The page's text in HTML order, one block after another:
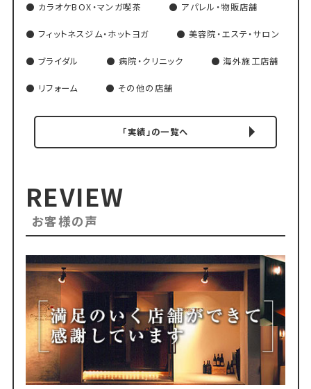
カラオケBOX・マンガ喫茶 アパレル・物販店舗
フィットネスジム・ホットヨガ 美容院・エステ・サロン
ブライダル 病院・クリニック 海外施工店舗
リフォーム その他の店舗
「実績」の一覧へ
REVIEW
お客様の声